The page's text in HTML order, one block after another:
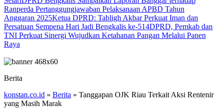
Ranperda Pertanggungjawaban Pelaksanaan APBD Tahun
Anggaran 2025Ketua DPRD: Tabligh Akbar Perkuat Iman dan
Persatuan Sempena Hari Jadi Bengkalis ke-514DPRD, Pemkab dan
TNI Perkuat Sinergi Wujudkan Ketahanan Pangan Melalui Panen
Raya
Berita
konstan.co.id » Berita » Tanggapan OJK Riau Terkait Aksi Rentenir
yang Masih Marak